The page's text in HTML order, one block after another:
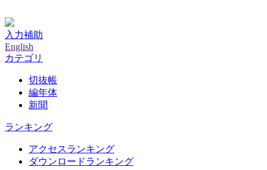
入力補助
English
カテゴリ
切抜帳
編年体
新聞
ランキング
アクセスランキング
ダウンロードランキング